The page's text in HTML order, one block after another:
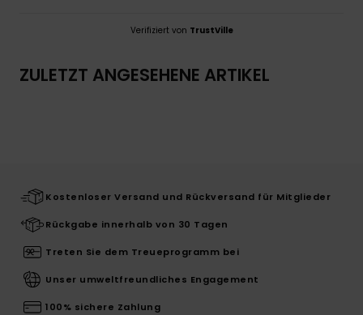
Verifiziert von TrustVille
ZULETZT ANGESEHENE ARTIKEL
Kostenloser Versand und Rückversand für Mitglieder
Rückgabe innerhalb von 30 Tagen
Treten Sie dem Treueprogramm bei
Unser umweltfreundliches Engagement
100% sichere Zahlung